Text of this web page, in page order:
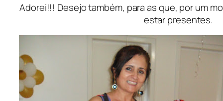
Adorei!!! Desejo também, para as que, por um
estar presentes.